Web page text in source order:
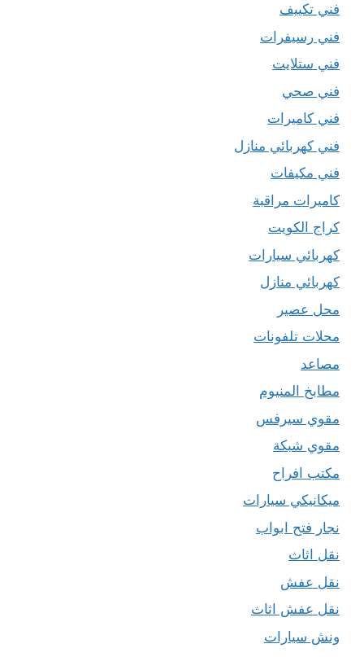
فني تكييف
فني رسيفرات
فني ستلايت
فني صحي
فني كاميرات
فني كهربائي منازل
فني مكيفات
كاميرات مراقبة
كراج الكويت
كهربائي سيارات
كهربائي منازل
محل عصير
محلات تلفونات
مصاعد
مطابخ المنيوم
مقوي سيرفس
مقوي شبكة
مكتب افراح
ميكانيكي سيارات
نجار فتح ابواب
نقل اثاث
نقل عفش
نقل عفش اثاث
ونش سيارات